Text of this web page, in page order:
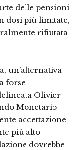
delle pensioni
dosi più limitate,
rifiutata
un’alternativa
forse
Olivier
Monetario
accettazione
più alto
dovrebbe